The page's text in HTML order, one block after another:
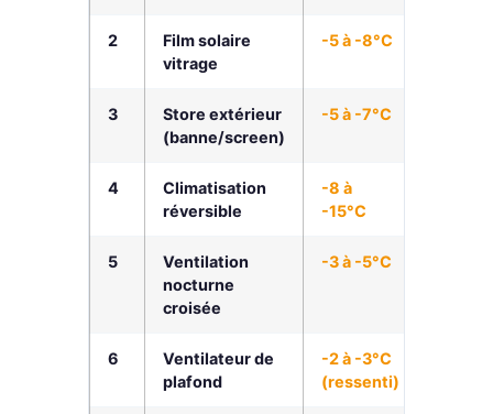
2
Film solaire
vitrage
-5 à -8°C
3
Store extérieur
(banne/screen)
-5 à -7°C
4
Climatisation
réversible
-8 à
-15°C
5
Ventilation
nocturne
croisée
-3 à -5°C
6
Ventilateur de
plafond
-2 à -3°C
(ressenti)